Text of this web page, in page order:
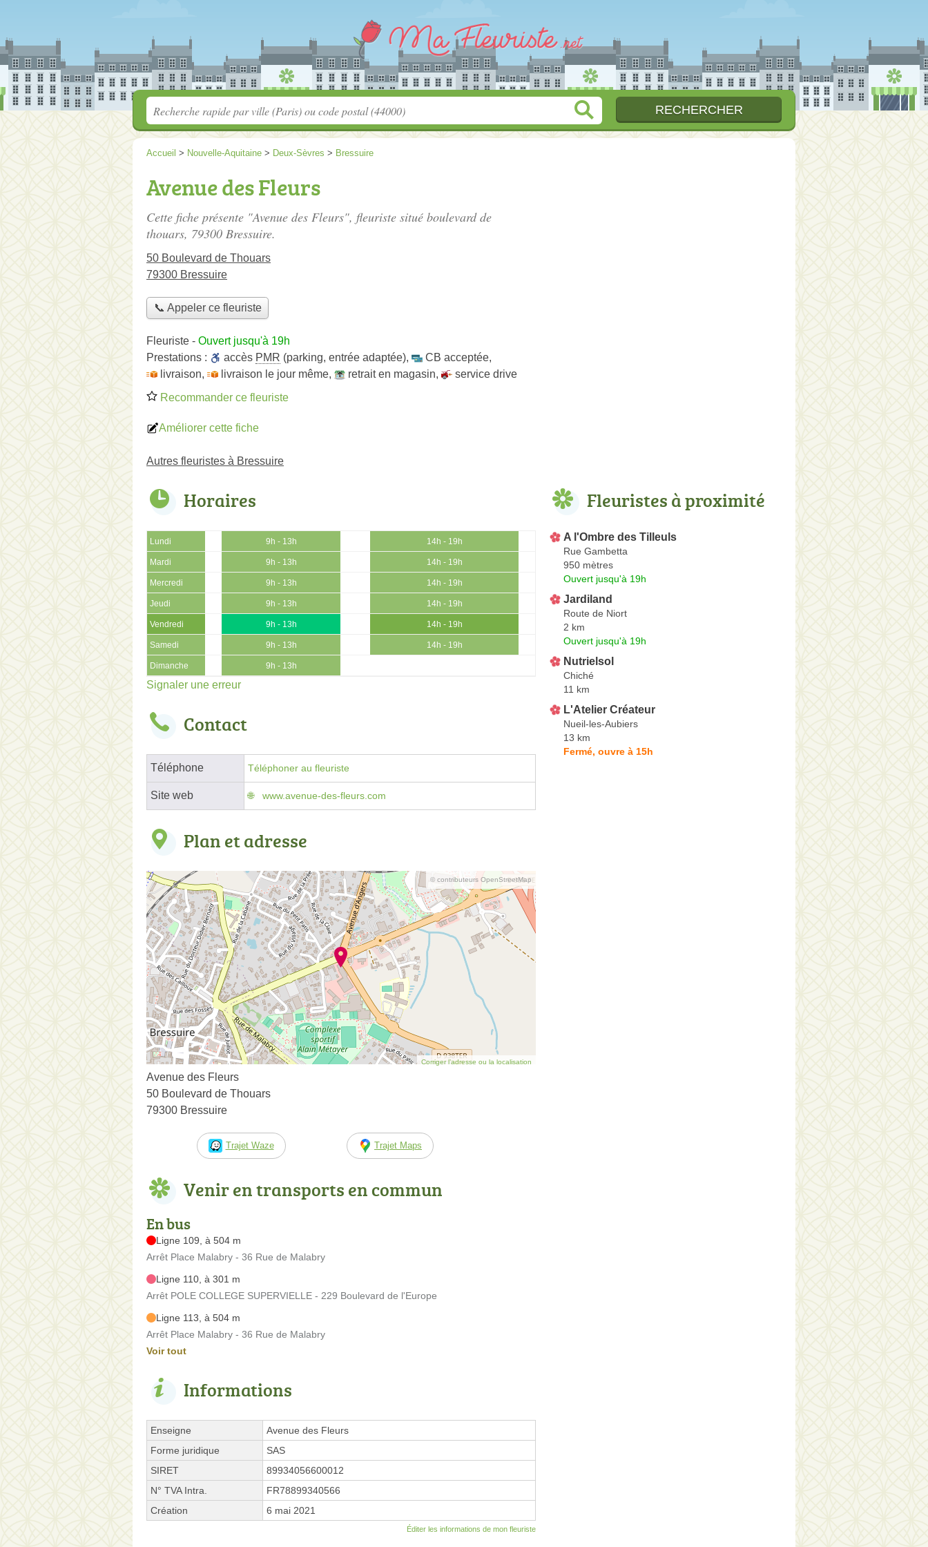
Accueil > Nouvelle-Aquitaine > Deux-Sèvres > Bressuire
Avenue des Fleurs
Cette fiche présente "Avenue des Fleurs", fleuriste situé boulevard de
thouars, 79300 Bressuire.
50 Boulevard de Thouars
79300 Bressuire
📞 Appeler ce fleuriste
Fleuriste - Ouvert jusqu'à 19h
Prestations :
accès PMR (parking, entrée adaptée), CB acceptée,
livraison, livraison le jour même, retrait en magasin,
service drive
Recommander ce fleuriste
Améliorer cette fiche
Autres fleuristes à Bressuire
Horaires
Lundi 9h - 13h 14h - 19h
Mardi 9h - 13h 14h - 19h
Mercredi 9h - 13h 14h - 19h
Jeudi 9h - 13h 14h - 19h
Vendredi 9h - 13h 14h - 19h
Samedi 9h - 13h 14h - 19h
Dimanche 9h - 13h
Signaler une erreur
Contact
Téléphone Téléphoner au fleuriste
Site web www.avenue-des-fleurs.com
Plan et adresse
© contributeurs OpenStreetMap
Corriger l’adresse ou la localisation
Avenue des Fleurs
50 Boulevard de Thouars
79300 Bressuire
Trajet Waze Trajet Maps
Venir en transports en commun
En bus
Ligne 109, à 504 m
Arrêt Place Malabry - 36 Rue de Malabry
Ligne 110, à 301 m
Arrêt POLE COLLEGE SUPERVIELLE - 229 Boulevard de l'Europe
Ligne 113, à 504 m
Arrêt Place Malabry - 36 Rue de Malabry
Voir tout
Informations
Enseigne
Avenue des Fleurs
Forme juridique
SAS
SIRET
89934056600012
N° TVA Intra.
FR78899340566
Création
6 mai 2021
Éditer les informations de mon fleuriste
Fleuristes à proximité
A l'Ombre des Tilleuls
Rue Gambetta
950 mètres
Ouvert jusqu'à 19h
Jardiland
Route de Niort
2 km
Ouvert jusqu'à 19h
Nutrielsol
Chiché
11 km
L'Atelier Créateur
Nueil-les-Aubiers
13 km
Fermé, ouvre à 15h